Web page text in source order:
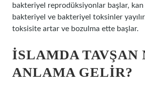
bakteriyel reprodüksiyonlar başlar,
bakteriyel ve bakteriyel toksinler
toksisite artar ve bozulma ette başlar.
İSLAMDA TAVŞAN
ANLAMA GELIR?